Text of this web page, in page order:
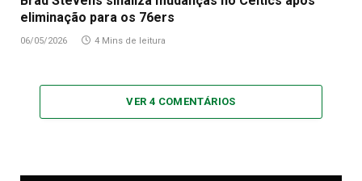
eliminação para os 76ers
06/05/2026 4 Mins de leitura
VER 4 COMENTÁRIOS